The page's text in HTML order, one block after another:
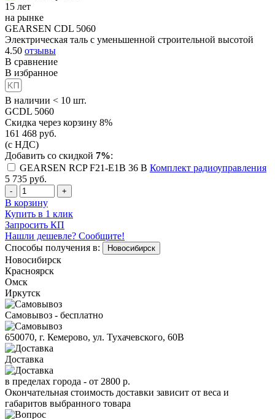
15 лет
на рынке
GEARSEN CDL 5060
Электрическая таль с уменьшенной строительной высотой
4.50 отзывы
В сравнение
В избранное
В наличии < 10 шт.
GCDL 5060
Скидка через корзину 8%
161 468 руб.
(с НДС)
Добавить со скидкой 7%:
GEARSEN RCP F21-E1B 36 B Комплект радиоуправления
5 735 руб.
- +
В корзину
Купить в 1 клик
Запросить КП
Нашли дешевле? Сообщите!
Способы получения в:
Новосибирск
Новосибирск
Красноярск
Омск
Иркутск
Самовывоз - бесплатно
650070, г. Кемерово, ул. Тухачевского, 60В
Доставка
в пределах города - от 2800 р.
Окончательная стоимость доставки зависит от веса и
габаритов выбранного товара